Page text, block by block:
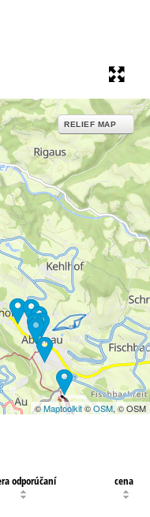
RELIEF MAP
©Maptoolkit©OSM, © OSM
odporúčaní cena